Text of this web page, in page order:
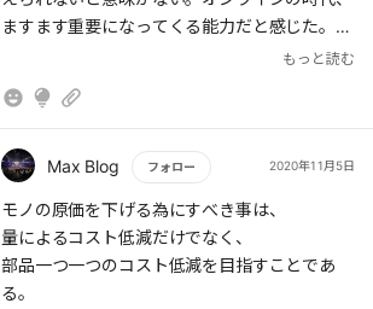
ますます重要になってくる能力だと感じた。
（イラストorテキストなどといった検討も含
いないか、常に考え、自分を疑わなければ。
もっと読む
Max Blog フォロー 2020年11月5日
もっと読む
モノの原価を下げる為にすべき事は、
量によるコスト低減だけでなく、
部品一つ一つのコスト低減を目指すことであ
る。